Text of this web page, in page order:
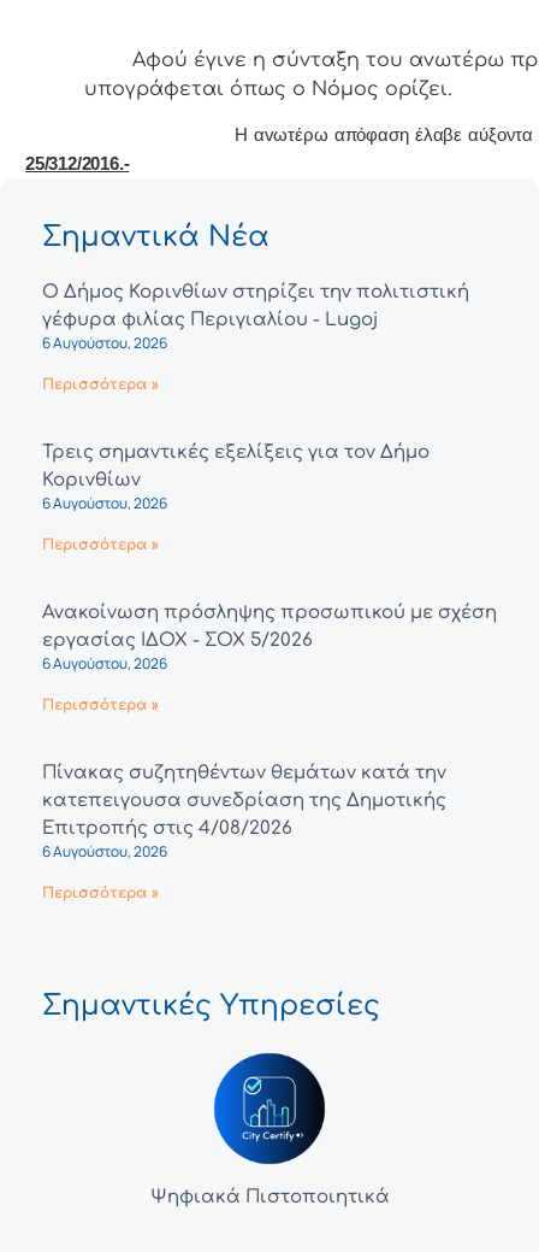
Αφoύ έγιvε η σύvταξη τoυ αvωτέρω
υπoγράφεται όπως o Νόμoς oρίζει.
Η αvωτέρω απόφαση έλαβε αύξοντα
25/312/2016.-
Σημαντικά Νέα
Ο Δήμος Κορινθίων στηρίζει την πολιτιστική
γέφυρα φιλίας Περιγιαλίου - Lugoj
6 Αυγούστου, 2026
Περισσότερα »
Τρεις σημαντικές εξελίξεις για τον Δήμο
Κορινθίων
6 Αυγούστου, 2026
Περισσότερα »
Ανακοίνωση πρόσληψης προσωπικού με σχέση
εργασίας ΙΔΟΧ - ΣΟΧ 5/2026
6 Αυγούστου, 2026
Περισσότερα »
Πίνακας συζητηθέντων θεμάτων κατά την
κατεπειγουσα συνεδρίαση της Δημοτικής
Επιτροπής στις 4/08/2026
6 Αυγούστου, 2026
Περισσότερα »
Σημαντικές Υπηρεσίες
Ψηφιακά Πιστοποιητικά